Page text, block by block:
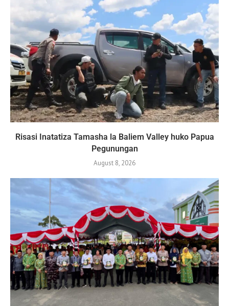
Risasi Inatatiza Tamasha la Baliem Valley huko Papua
Pegunungan
August 8, 2026